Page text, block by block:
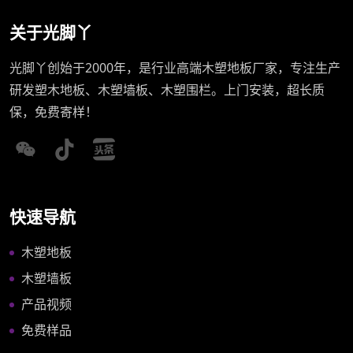
关于光脚丫
光脚丫创始于2000年，是行业高端木塑地板厂家，专注生产
研发塑木地板、木塑墙板、木塑围栏。上门安装，超长质
保，免费寄样！
快速导航
木塑地板
木塑墙板
产品视频
免费样品